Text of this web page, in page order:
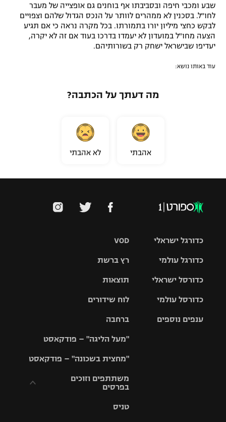
שבע ומכבי חיפה ובסביבתו אף בוחנים גם אופצייה של מעבר
לחו"ל. בסכנין לא ממהרים לוותר על הנכס הגדול שלהם וצפויים
לבקש כחצי מיליון יורו בתמורתו. בכל מקרה נראה כי אם תגיע
הצעה מחו"ל במועדון לא יעמדו בדרכו בעוד אם זה לא יקרה,
יעדיפו שבישראל ישחק רק בשורותיהם.
עוד באותו נושא:
מה דעתך על הכתבה?
אהבתי לא אהבתי
VOD
רץ ברשת
תוצאות
לוח שידורים
ברחבה
"מעל הליגה" – פודקאסט
"מחצית בשכונה" – פודקאסט
משתתפים וזוכים
בפרסים
טניס
כדורגל ישראלי
גביע הטוטו
כדורגל עולמי
האלופות
ליגה
כדורסל ישראלי
סל
כדורסל עולמי
ענפים נוספים